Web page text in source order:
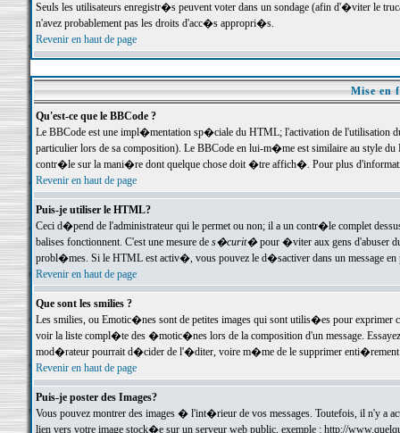
Seuls les utilisateurs enregistr�s peuvent voter dans un sondage (afin d'�viter le
n'avez probablement pas les droits d'acc�s appropri�s.
Revenir en haut de page
Mise en
Qu'est-ce que le BBCode ?
Le BBCode est une impl�mentation sp�ciale du HTML; l'activation de l'utilisation
particulier lors de sa composition). Le BBCode en lui-m�me est similaire au style
contr�le sur la mani�re dont quelque chose doit �tre affich�. Pour plus
Revenir en haut de page
Puis-je utiliser le HTML?
Ceci d�pend de l'administrateur qui le permet ou non; il a un contr�le complet
balises fonctionnent. C'est une mesure de s�curit�pour �viter aux gens d'abuser
probl�mes. Si le HTML est activ�, vous pouvez le d�sactiver dans un message en
Revenir en haut de page
Que sont les smilies ?
Les smilies, ou Emotic�nes sont de petites images qui sont utilis�es pour exprimer
voir la liste compl�te des �motic�nes lors de la composition d'un message.
mod�rateur pourrait d�cider de l'�diter, voire m�me de le supprimer
Revenir en haut de page
Puis-je poster des Images?
Vous pouvez montrer des images � l'int�rieur de vos messages. Toutefois, il n'y a
lien vers votre image stock�e sur un serveur web public, exemple : http://